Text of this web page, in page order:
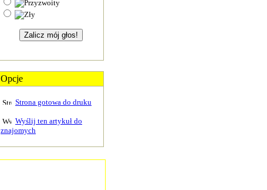
Opcje
Strona gotowa do druku
Wyślij ten artykuł do
znajomych